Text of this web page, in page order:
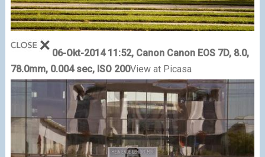
06-Okt-2014 11:52, Canon Canon EOS 7D, 8.0,
78.0mm, 0.004 sec, ISO 200View at Picasa